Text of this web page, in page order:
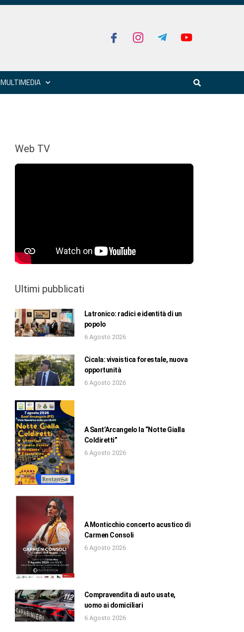
MULTIMEDIA
Web TV
Ultimi pubblicati
Latronico: radici e identità di un
popolo
6 Agosto 2026
Cicala: vivaistica forestale, nuova
opportunità
6 Agosto 2026
A Sant’Arcangelo la “Notte Gialla
Coldiretti”
6 Agosto 2026
A Monticchio concerto acustico di
Carmen Consoli
6 Agosto 2026
Compravendita di auto usate,
uomo ai domiciliari
6 Agosto 2026